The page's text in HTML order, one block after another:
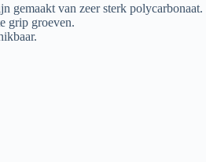
gemaakt van zeer sterk polycarbonaat.
grip groeven.